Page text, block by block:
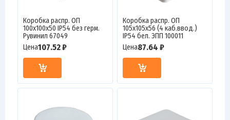
Коробка распр. ОП
100х100х50 IP54 без герм.
Рувинил 67049
Цена107.52 ₽
Коробка распр. ОП
105х105х56 (4 каб.ввод.)
IP54 бел. ЭПП 100011
Цена87.64 ₽